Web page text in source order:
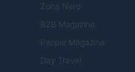
Zona Nerd
B2B Magazine
People Magazine
Day Travel